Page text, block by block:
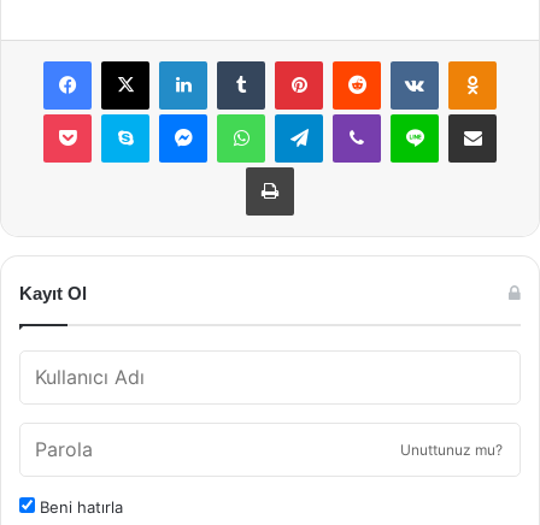
Facebook
X LinkedInTumblr PinterestReddit VKontakte
Pocket Skype MessengerWhatsAppTelegramViber Line E-Posta ile
Yazdır
Kayıt Ol
Unuttunuz mu?
Beni hatırla